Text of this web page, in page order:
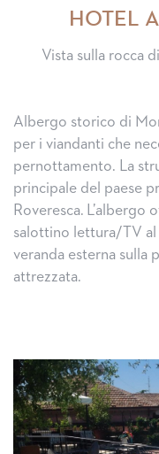
HOTEL
Vista sulla rocca
Albergo storico di
per i viandanti che
pernottamento. La
principale del paese
Roveresca. L’albergo
salottino lettura/TV al
veranda esterna sulla
attrezzata.